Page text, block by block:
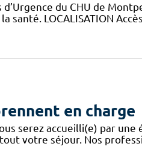
d’Urgence du CHU de
santé. LOCALISATION
en charge
serez accueilli(e) par
votre séjour. Nos